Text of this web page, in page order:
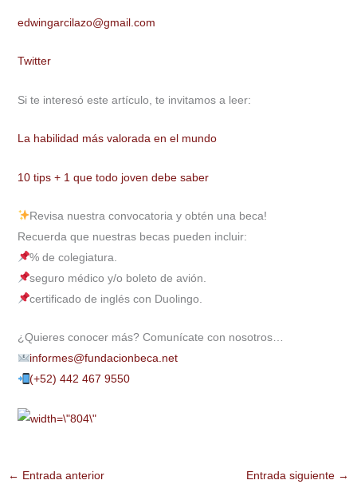
edwingarcilazo@gmail.com
Twitter
Si te interesó este artículo, te invitamos a leer:
La habilidad más valorada en el mundo
10 tips + 1 que todo joven debe saber
Revisa nuestra convocatoria y obtén una beca!
Recuerda que nuestras becas pueden incluir:
% de colegiatura.
seguro médico y/o boleto de avión.
certificado de inglés con Duolingo.
¿Quieres conocer más? Comunícate con nosotros…
informes@fundacionbeca.net
(+52) 442 467 9550
← Entrada anterior Entrada siguiente →